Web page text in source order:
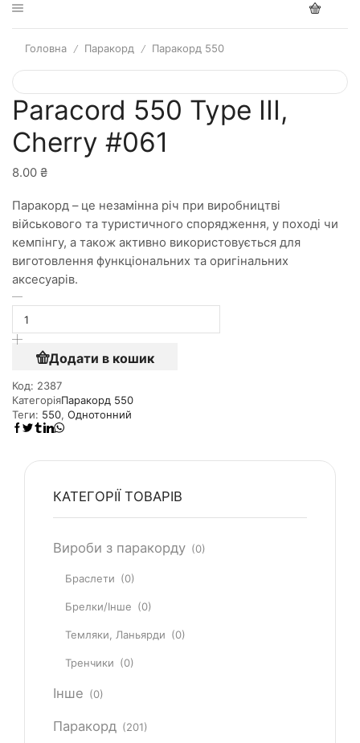
Головна / Паракорд / Паракорд 550
Paracord 550 Type III,
Cherry #061
8.00 ₴
Паракорд – це незамінна річ при виробництві
військового та туристичного спорядження, у поході чи
кемпінгу, а також активно використовується для
виготовлення функціональних та оригінальних
аксесуарів.
Додати в кошик
Код: 2387
КатегоріяПаракорд 550
Теги: 550, Однотонний
КАТЕГОРІЇ ТОВАРІВ
Вироби з паракорду (0)
Браслети (0)
Брелки/Інше (0)
Темляки, Ланьярди (0)
Тренчики (0)
Інше (0)
Паракорд (201)